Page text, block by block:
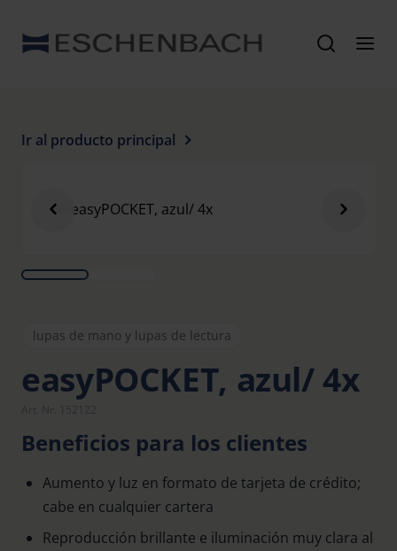
Ir al producto principal
lupas de mano y lupas de lectura
easyPOCKET, azul/ 4x
Beneficios para los clientes
Aumento y luz en formato de tarjeta de crédito;
cabe en cualquier cartera
Reproducción brillante e iluminación muy clara al